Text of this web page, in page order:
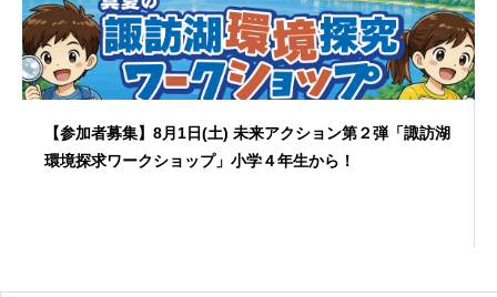
【参加者募集】8月1日(土) 未来アクション第２弾「諏訪湖
環境探求ワークショップ」小学４年生から！